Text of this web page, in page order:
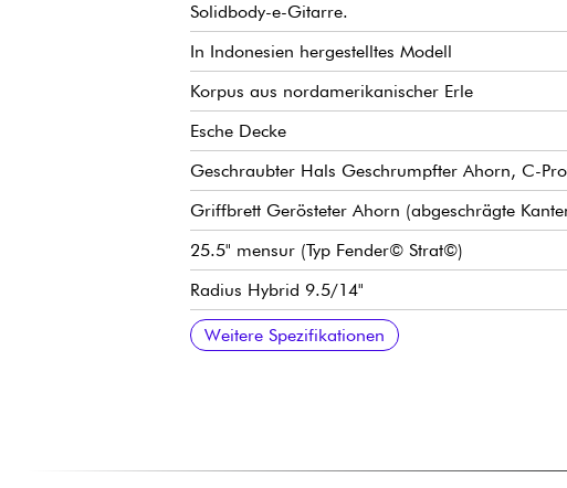
Solidbody-e-Gitarre.
In Indonesien hergestelltes Modell
Korpus aus nordamerikanischer Erle
Esche Decke
Geschraubter Hals Geschrumpfter Ahorn, C-
Griffbrett Gerösteter Ahorn (abgeschrägte
25.5" mensur (Typ Fender© Strat©)
Radius Hybrid 9.5/14"
Hals- bis Sattelbreite 42 mm
HSS Sire Super Pickup-Set
Volumen
Tone
5-fach Tonabnehmerwahlschalter
Steg / traditionelles Vibrato Sire Modern Tremolo
stimmmechaniken Sire Premium Locking Tuners
Graphtech Tusq sattel
Hochglanz-Finish
Weitere Spezifikationen